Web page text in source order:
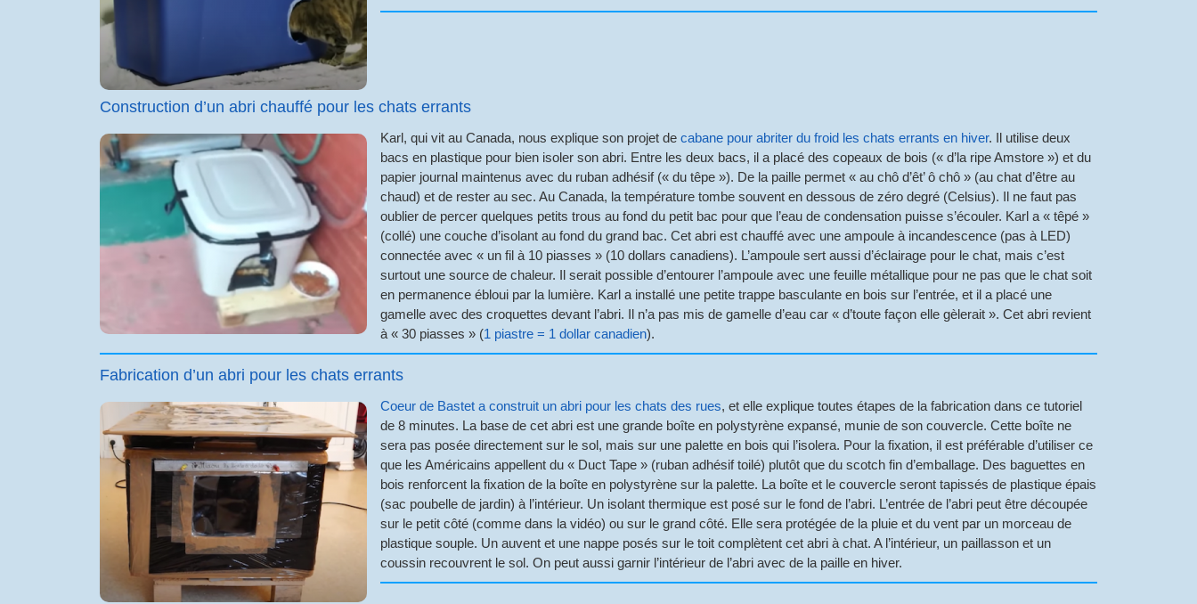
Construction d’un abri chauffé pour les chats errants
Karl, qui vit au Canada, nous explique son projet de cabane pour abriter du froid les chats errants en hiver. Il utilise deux
bacs en plastique pour bien isoler son abri. Entre les deux bacs, il a placé des copeaux de bois (« d’la ripe Amstore ») et du
papier journal maintenus avec du ruban adhésif (« du têpe »). De la paille permet « au chô d’êt’ ô chô » (au chat d’être au
chaud) et de rester au sec. Au Canada, la température tombe souvent en dessous de zéro degré (Celsius). Il ne faut pas
oublier de percer quelques petits trous au fond du petit bac pour que l’eau de condensation puisse s’écouler. Karl a « têpé »
(collé) une couche d’isolant au fond du grand bac. Cet abri est chauffé avec une ampoule à incandescence (pas à LED)
connectée avec « un fil à 10 piasses » (10 dollars canadiens). L’ampoule sert aussi d’éclairage pour le chat, mais c’est
surtout une source de chaleur. Il serait possible d’entourer l’ampoule avec une feuille métallique pour ne pas que le chat soit
en permanence ébloui par la lumière. Karl a installé une petite trappe basculante en bois sur l’entrée, et il a placé une
gamelle avec des croquettes devant l’abri. Il n’a pas mis de gamelle d’eau car « d’toute façon elle gèlerait ». Cet abri revient
à « 30 piasses » (1 piastre = 1 dollar canadien).
Fabrication d’un abri pour les chats errants
Coeur de Bastet a construit un abri pour les chats des rues, et elle explique toutes étapes de la fabrication dans ce tutoriel
de 8 minutes. La base de cet abri est une grande boîte en polystyrène expansé, munie de son couvercle. Cette boîte ne
sera pas posée directement sur le sol, mais sur une palette en bois qui l’isolera. Pour la fixation, il est préférable d’utiliser ce
que les Américains appellent du « Duct Tape » (ruban adhésif toilé) plutôt que du scotch fin d’emballage. Des baguettes en
bois renforcent la fixation de la boîte en polystyrène sur la palette. La boîte et le couvercle seront tapissés de plastique épais
(sac poubelle de jardin) à l’intérieur. Un isolant thermique est posé sur le fond de l’abri. L’entrée de l’abri peut être découpée
sur le petit côté (comme dans la vidéo) ou sur le grand côté. Elle sera protégée de la pluie et du vent par un morceau de
plastique souple. Un auvent et une nappe posés sur le toit complètent cet abri à chat. A l’intérieur, un paillasson et un
coussin recouvrent le sol. On peut aussi garnir l’intérieur de l’abri avec de la paille en hiver.